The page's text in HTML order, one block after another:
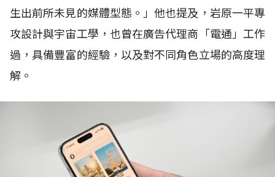
生出前所未見的媒體型態。」他也提及，岩原一平專
攻設計與宇宙工學，也曾在廣告代理商「電通」工作
過，具備豐富的經驗，以及對不同角色立場的高度理
解。